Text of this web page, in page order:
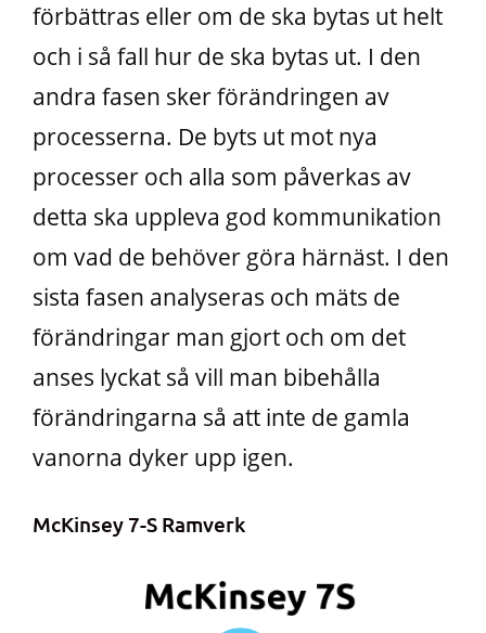
förbättras eller om de ska bytas ut helt
och i så fall hur de ska bytas ut. I den
andra fasen sker förändringen av
processerna. De byts ut mot nya
processer och alla som påverkas av
detta ska uppleva god kommunikation
om vad de behöver göra härnäst. I den
sista fasen analyseras och mäts de
förändringar man gjort och om det
anses lyckat så vill man bibehålla
förändringarna så att inte de gamla
vanorna dyker upp igen.
McKinsey 7-S Ramverk